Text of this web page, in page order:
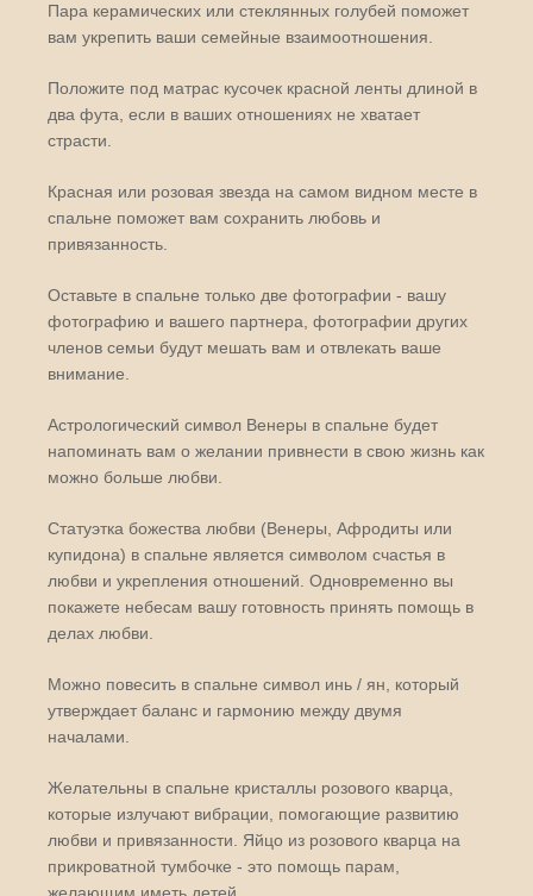
Пара керамических или стеклянных голубей поможет
вам укрепить ваши семейные взаимоотношения.
Положите под матрас кусочек красной ленты длиной в
два фута, если в ваших отношениях не хватает
страсти.
Красная или розовая звезда на самом видном месте в
спальне поможет вам сохранить любовь и
привязанность.
Оставьте в спальне только две фотографии - вашу
фотографию и вашего партнера, фотографии других
членов семьи будут мешать вам и отвлекать ваше
внимание.
Астрологический символ Венеры в спальне будет
напоминать вам о желании привнести в свою жизнь как
можно больше любви.
Статуэтка божества любви (Венеры, Афродиты или
купидона) в спальне является символом счастья в
любви и укрепления отношений. Одновременно вы
покажете небесам вашу готовность принять помощь в
делах любви.
Можно повесить в спальне символ инь / ян, который
утверждает баланс и гармонию между двумя
началами.
Желательны в спальне кристаллы розового кварца,
которые излучают вибрации, помогающие развитию
любви и привязанности. Яйцо из розового кварца на
прикроватной тумбочке - это помощь парам,